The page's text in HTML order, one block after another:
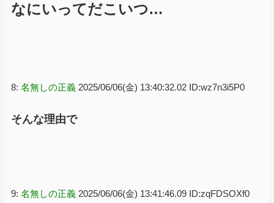
なにいってだこいつ…
8: 名無しの正義 2025/06/06(金) 13:40:32.02 ID:wz7n3i5P0
そんな理由で
9: 名無しの正義 2025/06/06(金) 13:41:46.09 ID:zqFDSOXf0